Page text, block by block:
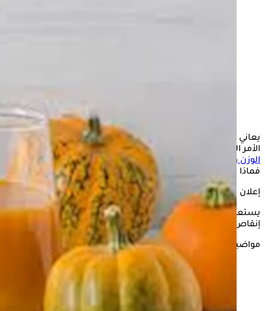
يعاني الكثير من الأشخاص خاصةِ السيدات من السمنة
المفرطة،
الأمر الذي يدفعهم للبحث عن حلول طبيعية تساهم في
الوزنوالتخلص من دهون الجسم، خلال اتباع نظام غائي صحي،
فماذا عن تناول عصير القرع؟
إعلان
يستعرض "الكونسلتو" في هذه السطور تأثير تناولعصير القرعفي
إنقاص الوزن، وذلك وفقًا لما ذكره موقع the health site
مواضيع ذات صلة